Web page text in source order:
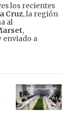
los recientes
Cruz, la región
al
,
enviado a